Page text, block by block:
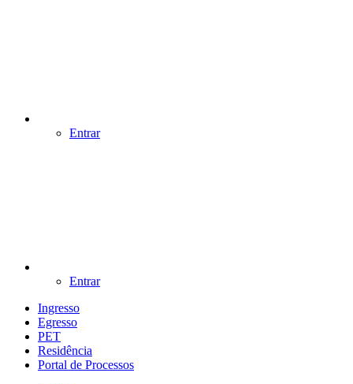
Entrar
Entrar
Ingresso
Egresso
PET
Residência
Portal de Processos